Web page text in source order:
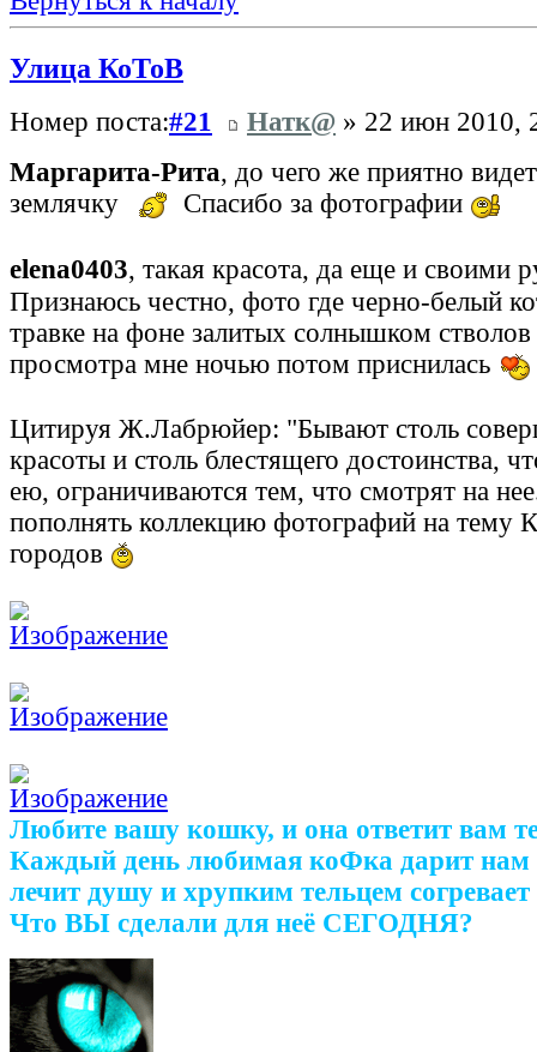
Улица КоТоВ
Номер поста:#21 Натк@ » 22 июн 2010,
Маргарита-Рита, до чего же приятно
землячку
Спасибо за фотографии
elena0403, такая красота, да еще и своими
Признаюсь честно, фото где черно-белый
травке на фоне залитых солнышком стволов
просмотра мне ночью потом приснилась
Цитируя Ж.Лабрюйер: "Бывают столь
красоты и столь блестящего достоинства,
ею, ограничиваются тем, что смотрят на
пополнять коллекцию фотографий на тему
городов
Любите вашу кошку, и она ответит вам
Каждый день любимая коФка дарит нам
лечит душу и хрупким тельцем согревает
Что ВЫ сделали для неё СЕГОДНЯ?